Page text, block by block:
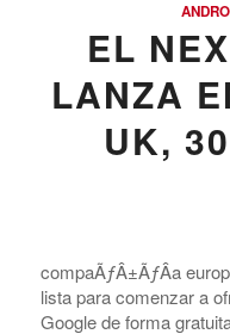
EL
LANZA
UK,
compaÃƒÂ±ÃƒÂ­a
lista para comenzar a
Google de forma